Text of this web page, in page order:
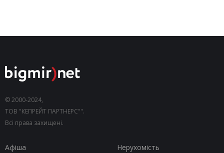
© 2000-2024,
ТОВ "КЕПРЕЙТ ПАРТНЕРС"".
Всі права захищені.
Афіша
Нерухомість